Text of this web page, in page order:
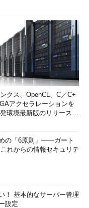
クス、OpenCL、C／C+
アクセラレーションを
環境最新版のリリースを
の「6原則」――ガート
れからの情報セキュリテ
！ 基本的なサーバー管理
設定